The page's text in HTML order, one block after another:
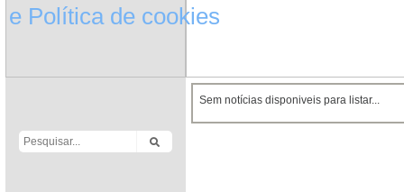
e Política de cookies
Sem notícias disponiveis para listar...